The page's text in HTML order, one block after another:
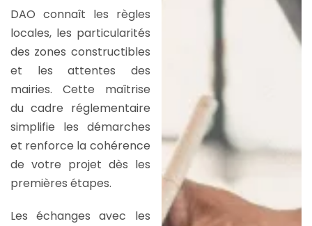
DAO connaît les règles
locales, les particularités
des zones constructibles
et les attentes des
mairies. Cette maîtrise
du cadre réglementaire
simplifie les démarches
et renforce la cohérence
de votre projet dès les
premières étapes.
Les échanges avec les